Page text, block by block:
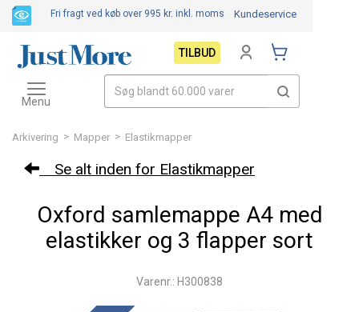
Arkivering > Mapper > Elastikmapper
Se alt inden for Elastikmapper
Oxford samlemappe A4 med
elastikker og 3 flapper sort
Varenr.: H300838
Fri fragt ved køb over 995 kr. inkl. moms Kundeservice
TILBUD
Toggle
navigation
Menu